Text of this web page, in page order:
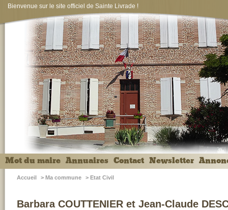
Bienvenue sur le site officiel de Sainte Livrade !
Mot du maire Annuaires Contact Newsletter
Accueil > Ma commune > Etat Civil
Barbara COUTTENIER et Jean-Claude